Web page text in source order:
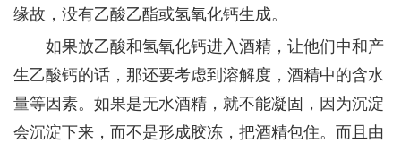
缘故，没有乙酸乙酯或氢氧化钙生成。
如果放乙酸和氢氧化钙进入酒精，让他们中和产
生乙酸钙的话，那还要考虑到溶解度，酒精中的含水
量等因素。如果是无水酒精，就不能凝固，因为沉淀
会沉淀下来，而不是形成胶冻，把酒精包住。而且由